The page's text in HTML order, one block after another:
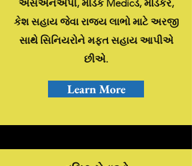
એસએનએપી, મેડિક Medicડ, મેડિકેર,
કેશ સહાય જેવા રાજ્ય લાભો માટે અરજી
સાથે સિનિયરોને મફત સહાય આપીએ
છીએ.
Learn More